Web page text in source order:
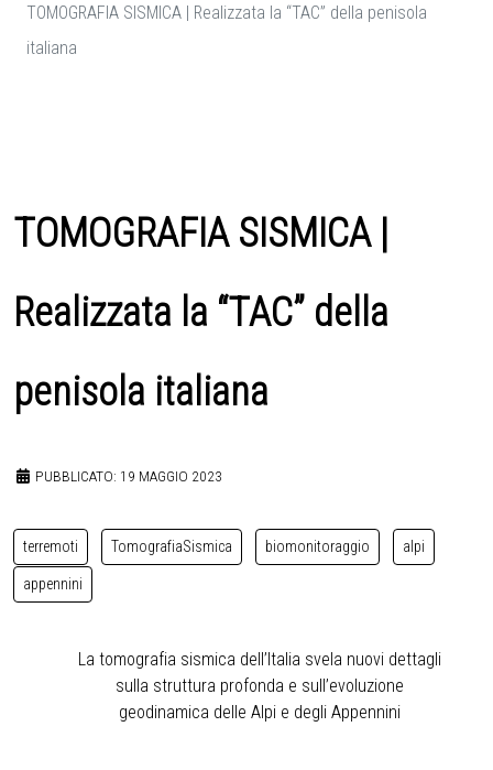
TOMOGRAFIA SISMICA | Realizzata la “TAC” della penisola
italiana
TOMOGRAFIA SISMICA |
Realizzata la “TAC” della
penisola italiana
PUBBLICATO: 19 MAGGIO 2023
terremoti TomografiaSismica biomonitoraggio alpi
appennini
La tomografia sismica dell’Italia svela nuovi dettagli
sulla struttura profonda e sull’evoluzione
geodinamica delle Alpi e degli Appennini